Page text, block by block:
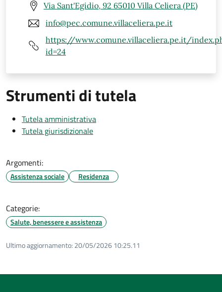
Via Sant'Egidio, 92 65010 Villa Celiera (PE)
info@pec.comune.villaceliera.pe.it
https://www.comune.villaceliera.pe.it/
id=24
Strumenti di tutela
Tutela amministrativa
Tutela giurisdizionale
Argomenti:
Assistenza sociale Residenza
Categorie:
Salute, benessere e assistenza
Ultimo aggiornamento: 20/05/2026 10:25.11